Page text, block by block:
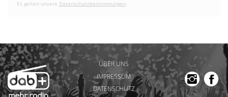
Es gelten unsere Datenschutzbestimmungen.
ÜBER UNS
IMPRESSUM
DATENSCHUTZ